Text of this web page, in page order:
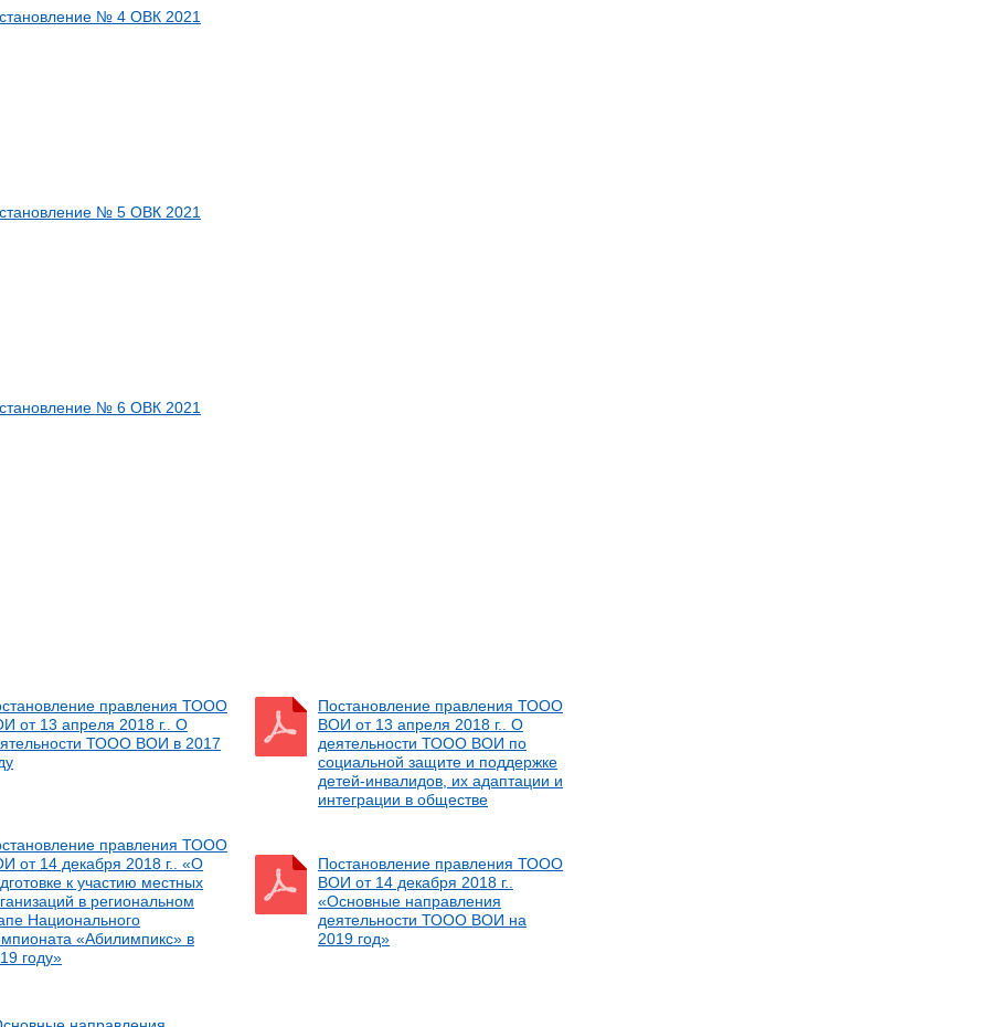
№ 4 ОВК 2021
№ 5 ОВК 2021
№ 6 ОВК 2021
правления ТООО
от 13 апреля 2018 г.. О
ТООО ВОИ в 2017
Постановление правления ТООО
ВОИ от 13 апреля 2018 г.. О
деятельности ТООО ВОИ по
социальной защите и поддержке
детей-инвалидов, их адаптации и
интеграции в обществе
правления ТООО
от 14 декабря 2018 г.. «О
к участию местных
в региональном
Национального
«Абилимпикс» в
году»
Постановление правления ТООО
ВОИ от 14 декабря 2018 г..
«Основные направления
деятельности ТООО ВОИ на
2019 год»